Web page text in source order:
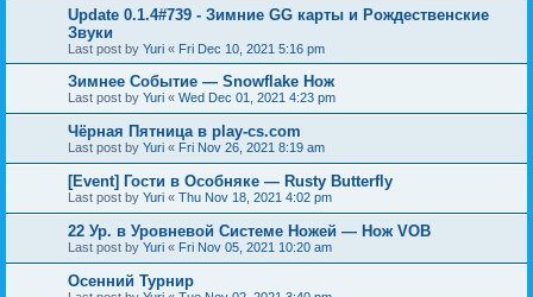
Update 0.1.4#739 - Зимние GG карты и Рождественские
Звуки
Last post by Yuri « Fri Dec 10, 2021 5:16 pm
Зимнее Событие — Snowflake Нож
Last post by Yuri « Wed Dec 01, 2021 4:23 pm
Чёрная Пятница в play-cs.com
Last post by Yuri « Fri Nov 26, 2021 8:19 am
[Event] Гости в Особняке — Rusty Butterfly
Last post by Yuri « Thu Nov 18, 2021 4:02 pm
22 Ур. в Уровневой Системе Ножей — Нож VOB
Last post by Yuri « Fri Nov 05, 2021 10:20 am
Осенний Турнир